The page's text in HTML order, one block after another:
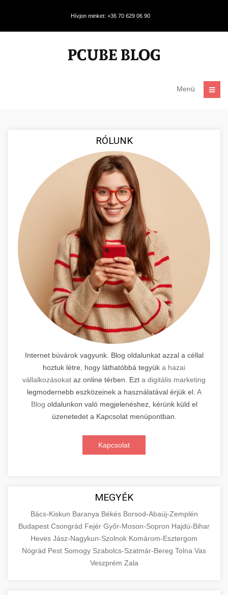
Hívjon minket: +36 70 629 06 90
Menü
RÓLUNK
Internet búvárok vagyunk. Blog oldalunkat azzal a céllal
hoztuk létre, hogy láthatóbbá tegyük a hazai
vállalkozásokat az online térben. Ezt a digitális marketing
legmodernebb eszközeinek a használatával érjük el. A
Blog oldalunkon való megjelenéshez, kérünk küld el
üzenetedet a Kapcsolat menüpontban.
Kapcsolat
MEGYÉK
Bács-Kiskun Baranya Békés Borsod-Abaúj-Zemplén
Budapest Csongrád Fejér Győr-Moson-Sopron Hajdú-Bihar
Heves Jász-Nagykun-Szolnok Komárom-Esztergom
Nógrád Pest Somogy Szabolcs-Szatmár-Bereg Tolna Vas
Veszprém Zala